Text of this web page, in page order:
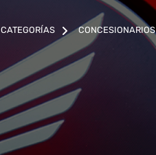
CATEGORÍAS CONCESIONARIOS